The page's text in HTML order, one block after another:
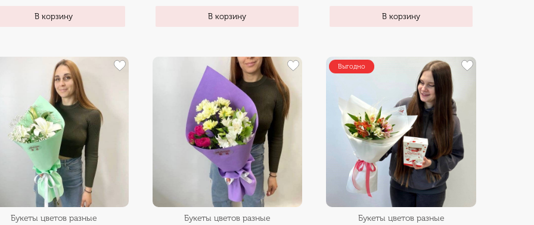
В корзину В корзину В корзину
Букеты цветов разные Букеты цветов разные
Выгодно
Букеты цветов разные